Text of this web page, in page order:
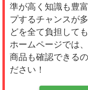
準が高く知識も豊
プするチャンスが
どを全て負担して
ホームページでは
商品も確認できる
ださい！